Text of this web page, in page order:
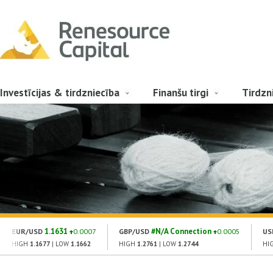
Investīcijas & tirdzniecība Finanšu tirgi
EUR/USD 1.1631 0.0007
HIGH 1.1677 | LOW 1.1662
GBP/USD #N/A Connection 0.0005
HIGH 1.2761 | LOW 1.2744